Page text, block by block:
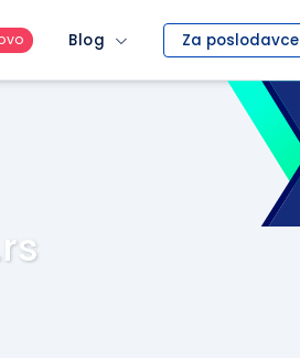
Blog Za poslodavce